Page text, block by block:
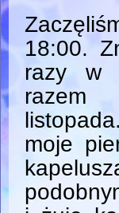
18:00.
razy w
razem
moje